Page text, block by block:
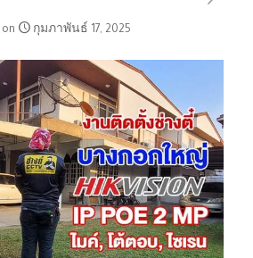
on กุมภาพันธ์ 17, 2025